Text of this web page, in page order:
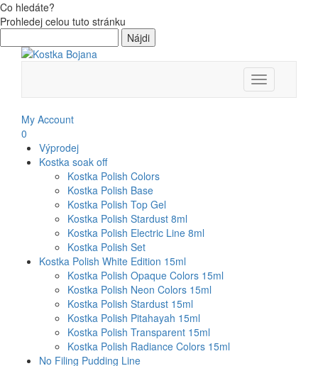
Co hledáte?
Prohledej celou tuto stránku
Toggle
navigation
My Account
0
Výprodej
Kostka soak off
Kostka Polish Colors
Kostka Polish Base
Kostka Polish Top Gel
Kostka Polish Stardust 8ml
Kostka Polish Electric Line 8ml
Kostka Polish Set
Kostka Polish White Edition 15ml
Kostka Polish Opaque Colors 15ml
Kostka Polish Neon Colors 15ml
Kostka Polish Stardust 15ml
Kostka Polish Pitahayah 15ml
Kostka Polish Transparent 15ml
Kostka Polish Radiance Colors 15ml
No Filing Pudding Line